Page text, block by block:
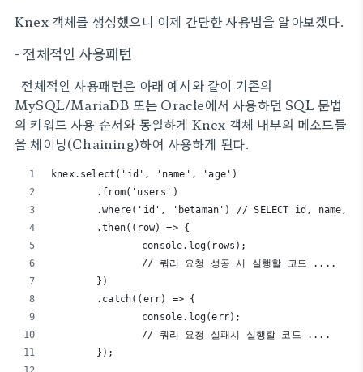
Knex 객체를 생성했으니 이제 간단한 사용법을 알아보겠다.
- 전체적인 사용패턴
전체적인 사용패턴은 아래 예시와 같이 기존의
MySQL/MariaDB 또는 Oracle에서 사용하던 SQL 문법
의 키워드 사용 순서와 동일하게 Knex 객체 내부의 메소드들
을 체이닝(Chaining)하여 사용하게 된다.
knex.select('id', 'name', 'age')
	.from('users')
.where('id', 'betaman') // SELECT id, name,
	.then((row) => {
		console.log(rows);
		// 쿼리 요청 성공 시 실행할 코드 ....
	})
	.catch((err) => {
		console.log(err);
		// 쿼리 요청 실패시 실행할 코드 ....
	});